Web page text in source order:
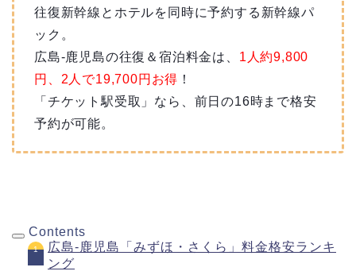
往復新幹線とホテルを同時に予約する新幹線パ
ック。
広島-鹿児島の往復＆宿泊料金は、 1人約9,800
円、2人で19,700円お得 ！
「チケット駅受取」なら、前日の16時まで格安
予約が可能。
Contents
広島-鹿児島「みずほ・さくら」料金格安ランキ
ング